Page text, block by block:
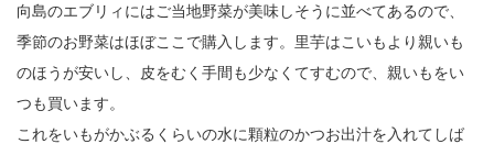
向島のエブリィにはご当地野菜が美味しそうに並べてあるので、
季節のお野菜はほぼここで購入します。里芋はこいもより親いも
のほうが安いし、皮をむく手間も少なくてすむので、親いもをい
つも買います。
これをいもがかぶるくらいの水に顆粒のかつお出汁を入れてしば